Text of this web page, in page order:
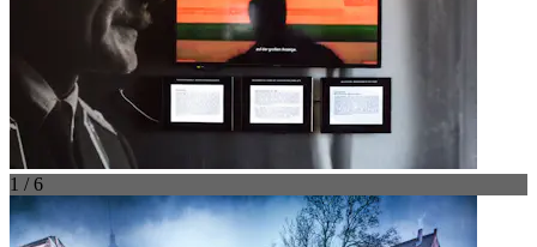
1 / 6